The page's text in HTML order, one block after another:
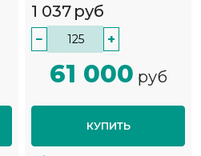
1 037 руб
− +
61 000 руб
КУПИТЬ